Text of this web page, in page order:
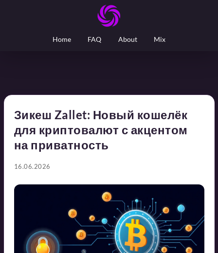
Home FAQ About Mix
Зикеш Zallet: Новый кошелёк
для криптовалют с акцентом
на приватность
16.06.2026